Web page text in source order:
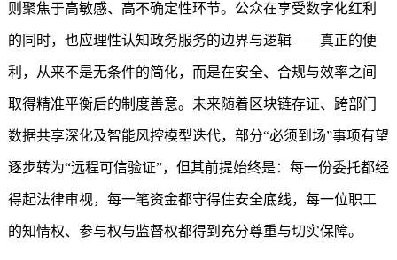
则聚焦于高敏感、高不确定性环节。公众在享受数字化红利
的同时，也应理性认知政务服务的边界与逻辑——真正的便
利，从来不是无条件的简化，而是在安全、合规与效率之间
取得精准平衡后的制度善意。未来随着区块链存证、跨部门
数据共享深化及智能风控模型迭代，部分“必须到场”事项有望
逐步转为“远程可信验证”，但其前提始终是：每一份委托都经
得起法律审视，每一笔资金都守得住安全底线，每一位职工
的知情权、参与权与监督权都得到充分尊重与切实保障。